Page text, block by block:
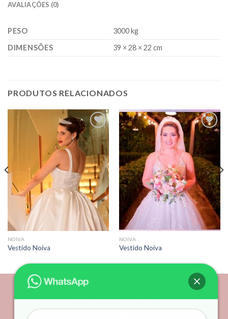
AVALIAÇÕES (0)
PESO
3000 kg
DIMENSÕES
39 × 28 × 22 cm
PRODUTOS RELACIONADOS
Add to
wishlist
NOIVA
Vestido Noiva
Add to
wishlist
NOIVA
Vestido Noiva